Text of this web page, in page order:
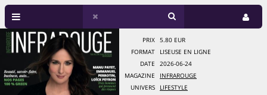
PRIX
5.80 EUR
FORMAT
LISEUSE EN LIGNE
DATE
2026-06-24
MAGAZINE
INFRAROUGE
UNIVERS
LIFESTYLE